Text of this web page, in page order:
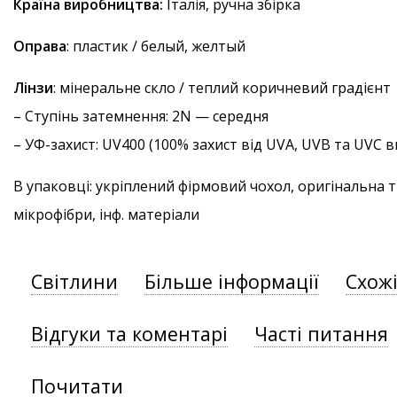
Країна виробництва: Італія, ручна збірка
Оправа: пластик / белый, желтый
Лінзи: мінеральне скло / теплий коричневий градієнт
– Ступінь затемнення: 2N — середня
– УФ-захист: UV400 (100% захист від UVA, UVB та
В упаковці: укріплений фірмовий чохол, оригінальна
мікрофібри, інф. матеріали
Світлини Більше інформації
Відгуки та коментарі Часті питання
Почитати